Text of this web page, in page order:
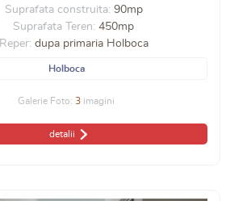
Suprafata construita: 90mp
Suprafata Teren: 450mp
Reper: dupa primaria Holboca
Holboca
Galerie Foto: 3 imagini
detalii